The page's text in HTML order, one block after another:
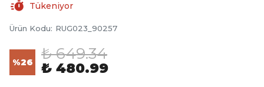
Tükeniyor
Ürün Kodu: RUG023_90257
%26 ₺ 649.34
₺ 480.99